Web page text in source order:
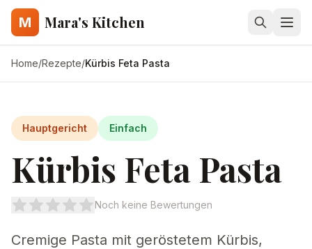
M Mara's Kitchen
Home/Rezepte/Kürbis Feta Pasta
Hauptgericht Einfach
Kürbis Feta Pasta
Noch keine Bewertungen
Cremige Pasta mit geröstetem Kürbis,